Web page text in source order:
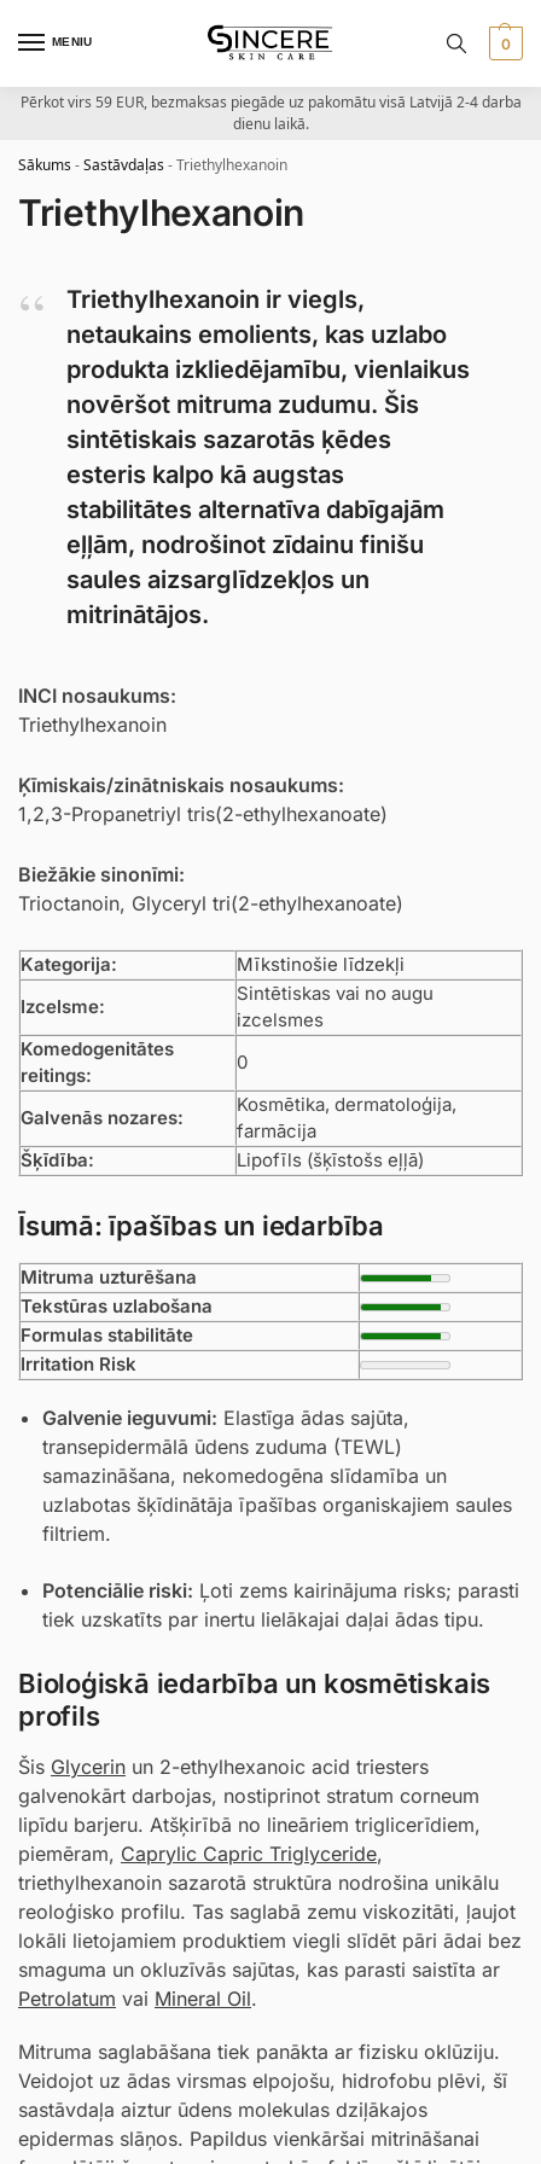
MENIU 0
Pērkot virs 59 EUR, bezmaksas piegāde uz pakomātu visā Latvijā 2-4 darba
dienu laikā.
Sākums-Sastāvdaļas-Triethylhexanoin
Triethylhexanoin
Triethylhexanoin ir viegls,
netaukains emolients, kas uzlabo
produkta izkliedējamību, vienlaikus
novēršot mitruma zudumu. Šis
sintētiskais sazarotās ķēdes
esteris kalpo kā augstas
stabilitātes alternatīva dabīgajām
eļļām, nodrošinot zīdainu finišu
saules aizsarglīdzekļos un
mitrinātājos.
INCI nosaukums:
Triethylhexanoin
Ķīmiskais/zinātniskais nosaukums:
1,2,3-Propanetriyl tris(2-ethylhexanoate)
Biežākie sinonīmi:
Trioctanoin, Glyceryl tri(2-ethylhexanoate)
Kategorija:
Mīkstinošie līdzekļi
Izcelsme:
Sintētiskas vai no augu
izcelsmes
Komedogenitātes
reitings:
0
Galvenās nozares:
Kosmētika, dermatoloģija,
farmācija
Šķīdība:
Lipofīls (šķīstošs eļļā)
Īsumā: īpašības un iedarbība
Mitruma uzturēšana
Tekstūras uzlabošana
Formulas stabilitāte
Irritation Risk
Galvenie ieguvumi: Elastīga ādas sajūta,
transepidermālā ūdens zuduma (TEWL)
samazināšana, nekomedogēna slīdamība un
uzlabotas šķīdinātāja īpašības organiskajiem saules
filtriem.
Potenciālie riski: Ļoti zems kairinājuma risks; parasti
tiek uzskatīts par inertu lielākajai daļai ādas tipu.
Bioloģiskā iedarbība un kosmētiskais
profils
Šis Glycerin un 2-ethylhexanoic acid triesters
galvenokārt darbojas, nostiprinot stratum corneum
lipīdu barjeru. Atšķirībā no lineāriem triglicerīdiem,
piemēram, Caprylic Capric Triglyceride,
triethylhexanoin sazarotā struktūra nodrošina unikālu
reoloģisko profilu. Tas saglabā zemu viskozitāti, ļaujot
lokāli lietojamiem produktiem viegli slīdēt pāri ādai bez
smaguma un okluzīvās sajūtas, kas parasti saistīta ar
Petrolatum vai Mineral Oil.
Mitruma saglabāšana tiek panākta ar fizisku oklūziju.
Veidojot uz ādas virsmas elpojošu, hidrofobu plēvi, šī
sastāvdaļa aiztur ūdens molekulas dziļākajos
epidermas slāņos. Papildus vienkāršai mitrināšanai